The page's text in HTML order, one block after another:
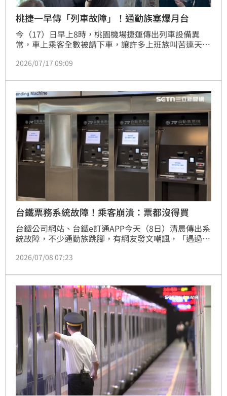
桃捷一早傳「列車故障」！通勤族塞爆月台
今（17）日早上8時，桃園機場捷運傳出列車設備異
常，車上乘客全數被請下車，讓許多上班族叫苦連天，
車及號誌系統啊」。
2026/07/17 09:09
台鐵票務系統故障！乘客崩潰：票都沒得買
台鐵公司網站、台鐵e訂通APP今天（8日）清晨傳出系
統故障，不少通勤族跳腳，有網友發文嘲諷，「遇過台
機也不行，超棒」；對此，台鐵發公告，目前全台票務
櫃檯詢問。不過系統已於6時許恢復正常。
2026/07/08 07:23